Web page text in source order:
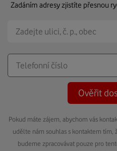
Zadáním adresy zjistíte přesnou
Ověřit
Pokud máte zájem, abychom vás
udělte nám souhlas s kontaktem
budeme zpracovávat pouze pro